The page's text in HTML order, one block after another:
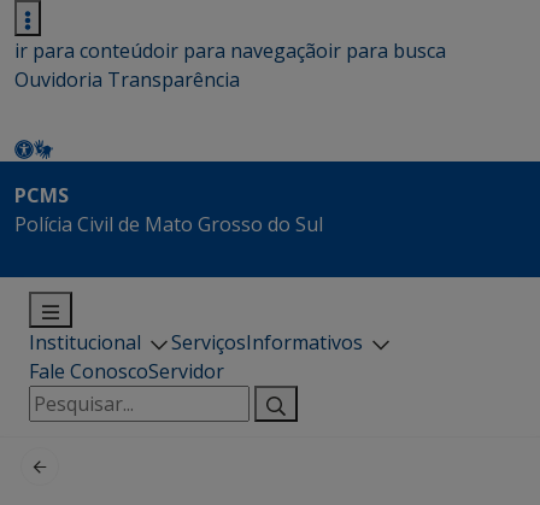
ir para conteúdoir para navegaçãoir para busca
Ouvidoria Transparência
PCMS
Polícia Civil de Mato Grosso do Sul
Institucional ServiçosInformativos
Fale ConoscoServidor
Pesquisar
por: